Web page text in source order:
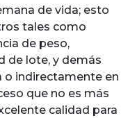
de vida; esto
tales como
de peso,
de lote, y demás
o indirectamente en
que no es más
calidad para